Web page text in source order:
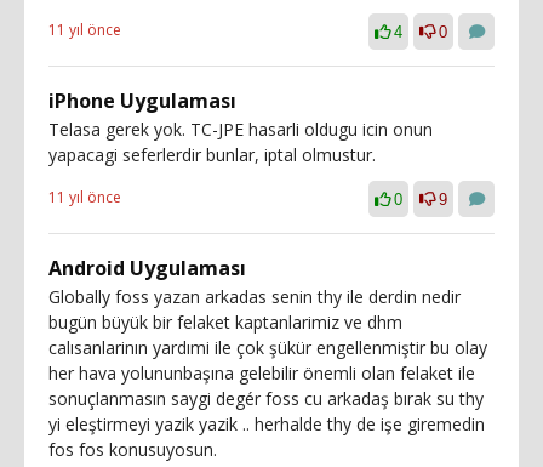
11 yıl önce 4 0
iPhone Uygulaması
Telasa gerek yok. TC-JPE hasarli oldugu icin onun
yapacagi seferlerdir bunlar, iptal olmustur.
11 yıl önce 0 9
Android Uygulaması
Globally foss yazan arkadas senin thy ile derdin nedir
bugün büyük bir felaket kaptanlarimiz ve dhm
calısanlarinın yardımi ile çok şükür engellenmiştir bu olay
her hava yolununbaşına gelebilir önemli olan felaket ile
sonuçlanmasın saygi degér foss cu arkadaş bırak su thy
yi eleştirmeyi yazik yazik .. herhalde thy de işe giremedin
fos fos konusuyosun.